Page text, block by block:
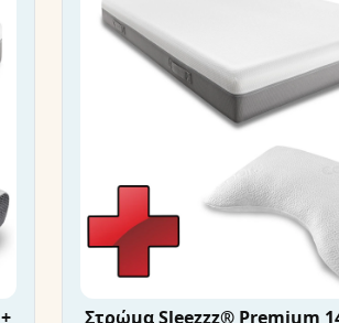
Στρώμα Sleezzz® Premium